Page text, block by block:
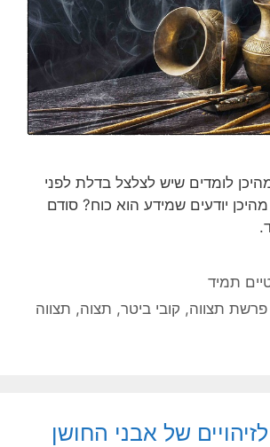
לומדים שיש לצלצל בדלת לפני
יודעים שמידע הוא כוח? סודם
תמיד
פרשת תצווה, קובי ביטר, תצוה, תצווה
של אבני החושן